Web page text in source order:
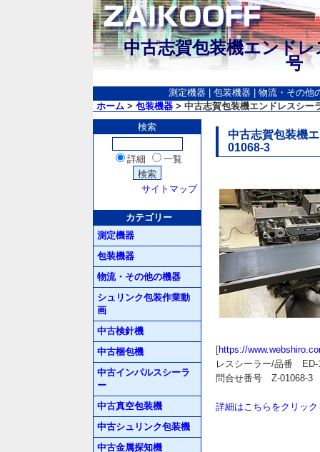
中古志賀包装機エンド
号
測定機器 包装機器
物流・その他
ホーム > 包装機器 > 中古志賀包装機エンドレスシ
検索
詳細 一覧
サイトマップ
カテゴリー
測定機器
包装機器
物流・その他の機器
シュリンク包装作業動
画
中古検針機
中古梱包機
中古インパルスシーラ
ー
中古真空包装機
中古シュリンク包装機
中古金属探知機
中古志賀包装機
01068-3
[https://
レスシーラー/品番 ED-
問合せ番号 Z-01068-3
詳細はこちらをクリッ